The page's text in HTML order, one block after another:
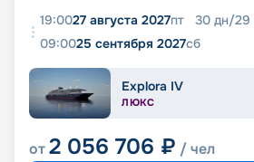
19:0027 августа 2027пт 30 дн/29
09:0025 сентября 2027сб
Explora IV
ЛЮКС
от2 056 706 ₽ / чел